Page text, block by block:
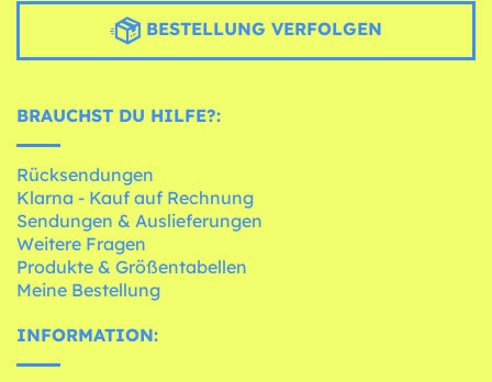
BESTELLUNG VERFOLGEN
BRAUCHST DU HILFE?:
Rücksendungen
Klarna - Kauf auf Rechnung
Sendungen & Auslieferungen
Weitere Fragen
Produkte & Größentabellen
Meine Bestellung
INFORMATION: